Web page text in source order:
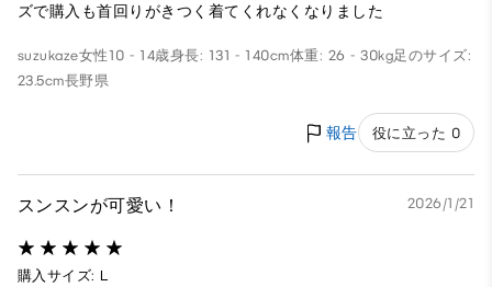
ズで購入も首回りがきつく着てくれなくなりました
suzukaze女性 10 - 14歳身長: 131 - 140cm体重: 26 - 30kg足のサイズ:
23.5cm長野県
報告 役に立った 0
スンスンが可愛い！ 2026/1/21
購入サイズ: L